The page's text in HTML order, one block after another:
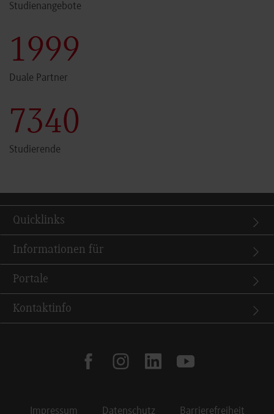
Studienangebote
2000
Duale Partner
7341
Studierende
Quicklinks
Informationen für
Portale
Kontaktinfo
facebookinstagramlinkedin youtube